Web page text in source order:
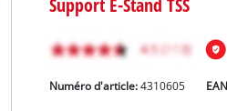
Numéro d'article:4310605